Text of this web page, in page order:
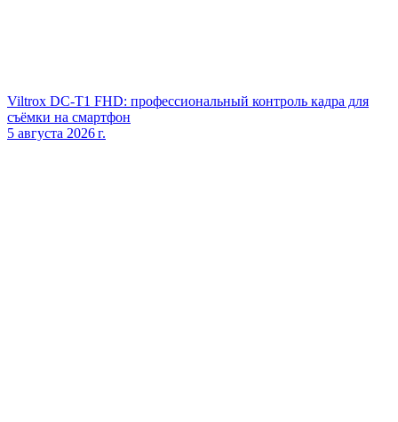
Viltrox DC‑T1 FHD: профессиональный контроль кадра для
съёмки на смартфон
5 августа 2026 г.